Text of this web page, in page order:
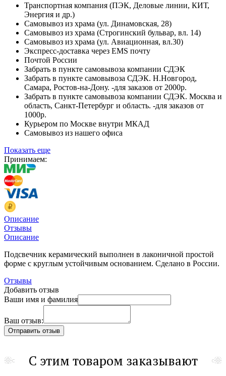
Транспортная компания (ПЭК, Деловые линии, КИТ,
Энергия и др.)
Самовывоз из храма (ул. Динамовская, 28)
Самовывоз из храма (Строгинский бульвар, вл. 14)
Самовывоз из храма (ул. Авиационная, вл.30)
Экспресс-доставка через EMS почту
Почтой России
Забрать в пункте самовывоза компании СДЭК
Забрать в пункте самовывоза СДЭК. Н.Новгород,
Самара, Ростов-на-Дону. -для заказов от 2000р.
Забрать в пункте самовывоза компании СДЭК. Москва и
область, Санкт-Петербург и область. -для заказов от
1000р.
Курьером по Москве внутри МКАД
Самовывоз из нашего офиса
Показать еще
Принимаем:
Описание
Отзывы
Описание
Подсвечник керамический выполнен в лаконичной простой
форме с круглым устойчивым основанием. Сделано в России.
Отзывы
Добавить отзыв
Ваши имя и фамилия
Ваш отзыв:
С этим товаром заказывают